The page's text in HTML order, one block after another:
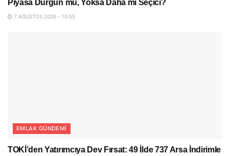
Piyasa Durgun mu, Yoksa Daha mı Seçici?
7 AĞUSTOS 2026 - 10:55
EMLAK GÜNDEMI
TOKİ’den Yatırımcıya Dev Fırsat: 49 İlde 737 Arsa İndirimle